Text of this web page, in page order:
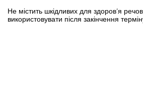
Не містить шкідливих для здоров'я
використовувати після закінчення